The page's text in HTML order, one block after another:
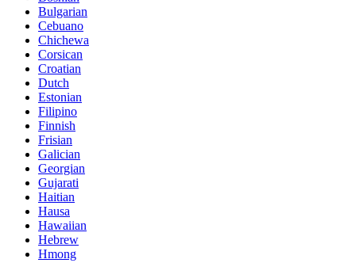
Bulgarian
Cebuano
Chichewa
Corsican
Croatian
Dutch
Estonian
Filipino
Finnish
Frisian
Galician
Georgian
Gujarati
Haitian
Hausa
Hawaiian
Hebrew
Hmong